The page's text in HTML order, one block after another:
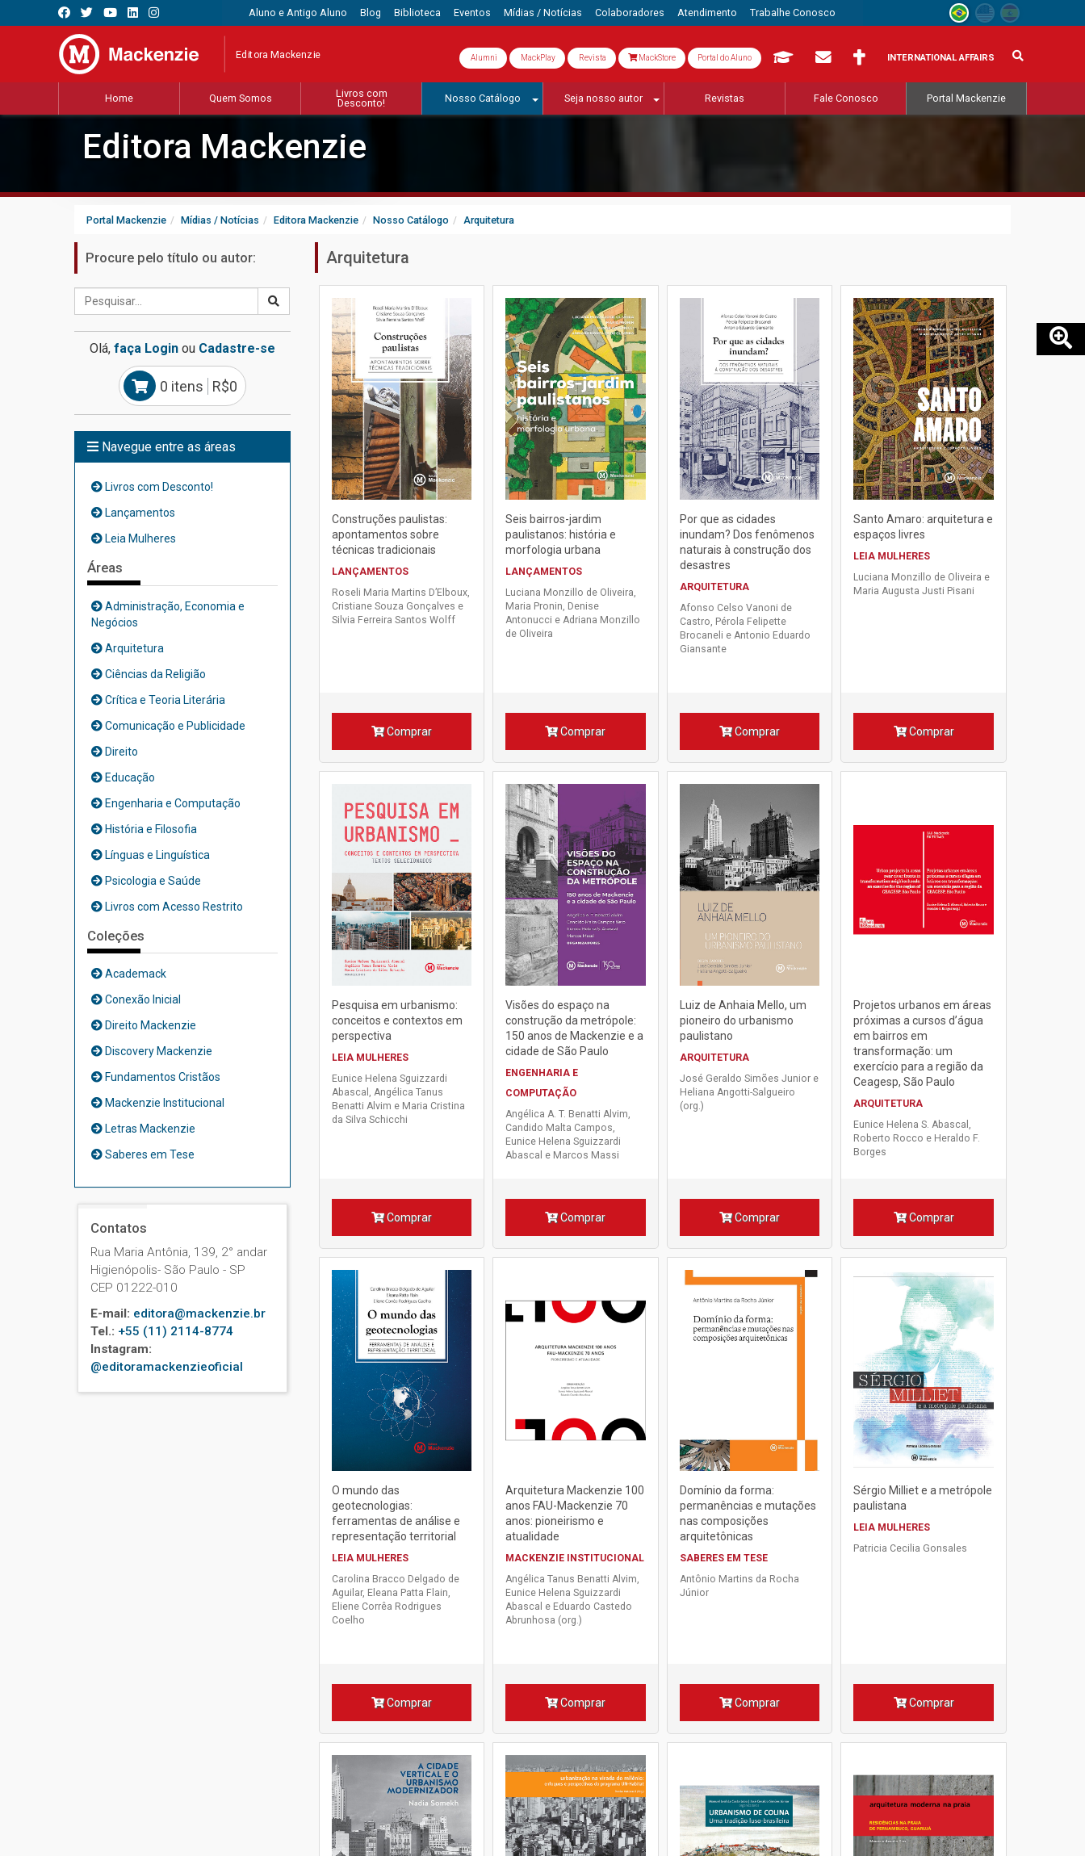
Aluno e Antigo Aluno Blog Biblioteca Eventos Mídias / Notícias Colaboradores Atendimento Trabalhe Conosco
Editora Mackenzie Alumni MackPlay Revista MackStore Portal do Aluno INTERNATIONAL AFFAIRS
Home Quem Somos
Livros com
Desconto!
Nosso Catálogo Seja nosso autor Revistas Fale Conosco Portal Mackenzie
Editora Mackenzie
Portal Mackenzie Mídias / Notícias Editora Mackenzie Nosso Catálogo Arquitetura
Procure pelo título ou autor:
Olá, faça Loginou Cadastre-se
0 itens R$0
Navegue entre as áreas
Livros com Desconto!
Lançamentos
Leia Mulheres
Áreas
Administração, Economia e
Negócios
Arquitetura
Ciências da Religião
Crítica e Teoria Literária
Comunicação e Publicidade
Direito
Educação
Engenharia e Computação
História e Filosofia
Línguas e Linguística
Psicologia e Saúde
Livros com Acesso Restrito
Coleções
Academack
Conexão Inicial
Direito Mackenzie
Discovery Mackenzie
Fundamentos Cristãos
Mackenzie Institucional
Letras Mackenzie
Saberes em Tese
Contatos
Rua Maria Antônia, 139, 2° andar
Higienópolis- São Paulo - SP
CEP 01222-010
E-mail: editora@mackenzie.br
Tel.: +55 (11) 2114-8774
Instagram:
@editoramackenzieoficial
Arquitetura
Construções paulistas:
apontamentos sobre
técnicas tradicionais
LANÇAMENTOS
Roseli Maria Martins D’Elboux,
Cristiane Souza Gonçalves e
Silvia Ferreira Santos Wolff
Comprar
Seis bairros-jardim
paulistanos: história e
morfologia urbana
LANÇAMENTOS
Luciana Monzillo de Oliveira,
Maria Pronin, Denise
Antonucci e Adriana Monzillo
de Oliveira
Comprar
Por que as cidades
inundam? Dos fenômenos
naturais à construção dos
desastres
ARQUITETURA
Afonso Celso Vanoni de
Castro, Pérola Felipette
Brocaneli e Antonio Eduardo
Giansante
Comprar
Santo Amaro: arquitetura e
espaços livres
LEIA MULHERES
Luciana Monzillo de Oliveira e
Maria Augusta Justi Pisani
Comprar
Pesquisa em urbanismo:
conceitos e contextos em
perspectiva
LEIA MULHERES
Eunice Helena Sguizzardi
Abascal, Angélica Tanus
Benatti Alvim e Maria Cristina
da Silva Schicchi
Comprar
Visões do espaço na
construção da metrópole:
150 anos de Mackenzie e a
cidade de São Paulo
ENGENHARIA E
COMPUTAÇÃO
Angélica A. T. Benatti Alvim,
Candido Malta Campos,
Eunice Helena Sguizzardi
Abascal e Marcos Massi
Comprar
Luiz de Anhaia Mello, um
pioneiro do urbanismo
paulistano
ARQUITETURA
José Geraldo Simões Junior e
Heliana Angotti-Salgueiro
(org.)
Comprar
Projetos urbanos em áreas
próximas a cursos d’água
em bairros em
transformação: um
exercício para a região da
Ceagesp, São Paulo
ARQUITETURA
Eunice Helena S. Abascal,
Roberto Rocco e Heraldo F.
Borges
Comprar
O mundo das
geotecnologias:
ferramentas de análise e
representação territorial
LEIA MULHERES
Carolina Bracco Delgado de
Aguilar, Eleana Patta Flain,
Eliene Corrêa Rodrigues
Coelho
Comprar
Arquitetura Mackenzie 100
anos FAU-Mackenzie 70
anos: pioneirismo e
atualidade
MACKENZIE INSTITUCIONAL
Angélica Tanus Benatti Alvim,
Eunice Helena Sguizzardi
Abascal e Eduardo Castedo
Abrunhosa (org.)
Comprar
Domínio da forma:
permanências e mutações
nas composições
arquitetônicas
SABERES EM TESE
Antônio Martins da Rocha
Júnior
Comprar
Sérgio Milliet e a metrópole
paulistana
LEIA MULHERES
Patricia Cecilia Gonsales
Comprar